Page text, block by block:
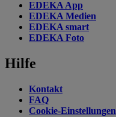
EDEKA App
EDEKA Medien
EDEKA smart
EDEKA Foto
Hilfe
Kontakt
FAQ
Cookie-Einstellungen